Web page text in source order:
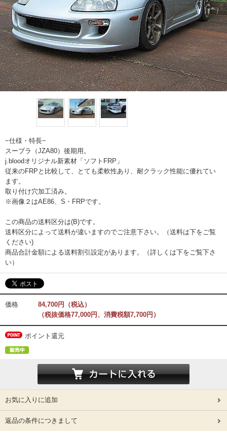
−仕様・特長−
スープラ（JZA80）後期用。
j.bloodオリジナル新素材「ソフトFRP」
従来のFRPと比較して、とても柔軟性あり、耐クラック性能に優れてい
ます。
取り付け穴加工済み。
※画像２はAE86、S・FRPです。
この商品の送料区分は(B)です。
送料区分によって送料が違いますのでご注意下さい。（送料は下をご覧
ください)
商品合計金額による送料割引設定があります。（詳しくは下をご覧下さ
い）
価格
84,700円（税込）
（税抜価格77,000円、消費税額7,700円）
ポイント還元
お気に入りに追加
返品の条件につきまして